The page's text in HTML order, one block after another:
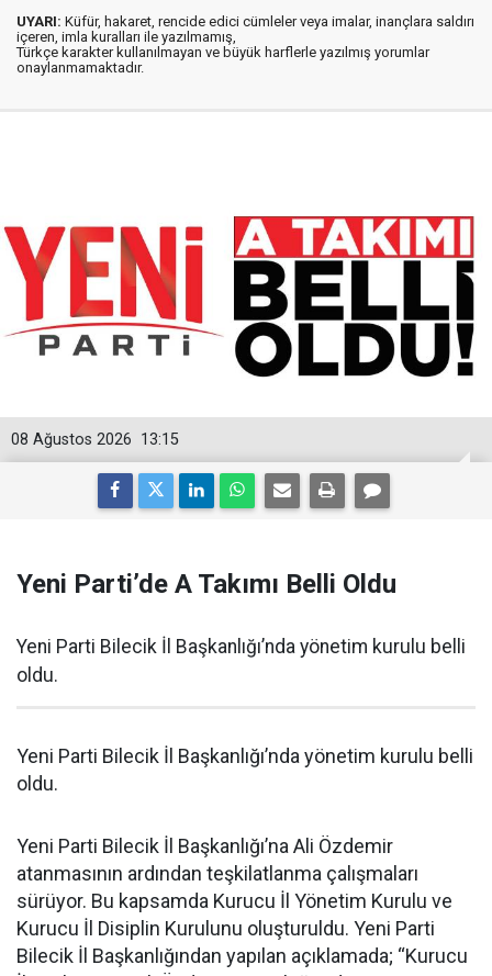
UYARI: Küfür, hakaret, rencide edici cümleler veya imalar, inançlara saldırı
içeren, imla kuralları ile yazılmamış,
Türkçe karakter kullanılmayan ve büyük harflerle yazılmış yorumlar
onaylanmamaktadır.
13:15
08 Ağustos 2026
Yeni Parti’de A Takımı Belli Oldu
Yeni Parti Bilecik İl Başkanlığı’nda yönetim kurulu belli
oldu.
Yeni Parti Bilecik İl Başkanlığı’nda yönetim kurulu belli
oldu.
Yeni Parti Bilecik İl Başkanlığı’na Ali Özdemir
atanmasının ardından teşkilatlanma çalışmaları
sürüyor. Bu kapsamda Kurucu İl Yönetim Kurulu ve
Kurucu İl Disiplin Kurulunu oluşturuldu. Yeni Parti
Bilecik İl Başkanlığından yapılan açıklamada; “Kurucu